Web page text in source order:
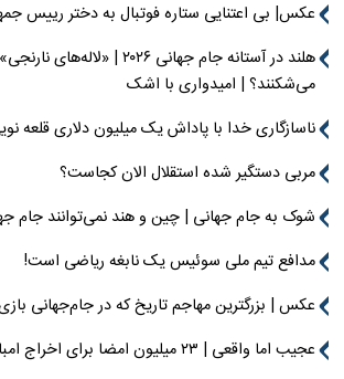
عکس| بی اعتنایی ستاره فوتبال به دختر رییس
هلند در آستانه جام جهانی ۲۰۲۶ |
می‌شکنند؟ | امیدواری با اشک
ناسازگاری خدا با پاداش یک میلیون دلاری قلعه
مربی دستگیر شده استقلال الان کجاست؟
شوک به جام جهانی | چین و هند نمی‌توانند جام
مدافع تیم ملی سوئیس یک نابغه ریاضی است!
عکس | بزرگترین مهاجم تاریخ که در جام‌جهانی
عجیب اما واقعی | ۲۳ میلیون امضا برای اخراج امباپه